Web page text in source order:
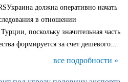
должна оперативно начать
в отношении
поскольку значительная часть
формируется за счет дешевого...
все подробности »